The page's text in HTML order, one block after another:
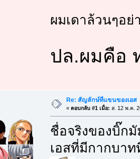
ผมเดาล้วนๆอ
ปล.ผมคือ
Re: สัญลักษ์ที่แขนของเอส
« ตอบกลับ #1 เมื่อ: ส. 12 พ.ค.
ชื่อจริงของบิ๊ก
เอสที่มีกากบา